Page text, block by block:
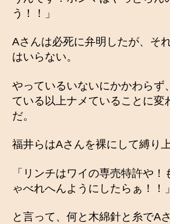
う！！」
Aさんは必死に弁明したが、そ
はいらない。
やっているいないにかかわらず
ている以上ナメていることに変
だ。
福井らはAさんを裸にして縛り上
「リンチはワイの専売特許や！
ゃべれへんようにしたらぁ！！」
と言って、何と木綿針と糸でA